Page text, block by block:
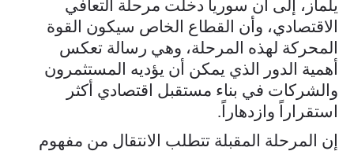
يلماز، إلى أن سوريا دخلت مرحلة التعافي
الاقتصادي، وأن القطاع الخاص سيكون القوة
المحركة لهذه المرحلة، وهي رسالة تعكس
أهمية الدور الذي يمكن أن يؤديه المستثمرون
والشركات في بناء مستقبل اقتصادي أكثر
استقراراً وازدهاراً.
إن المرحلة المقبلة تتطلب الانتقال من مفهوم